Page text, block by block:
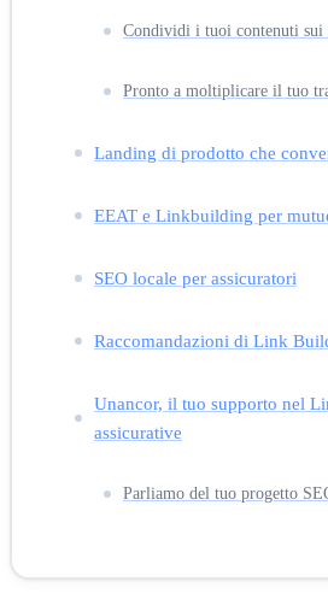
Condividi i tuoi contenuti sui
Pronto a moltiplicare il tuo
Landing di prodotto che
EEAT e Linkbuilding per
SEO locale per assicuratori
Raccomandazioni di Link
Unancor, il tuo supporto nel
assicurative
Parliamo del tuo progetto